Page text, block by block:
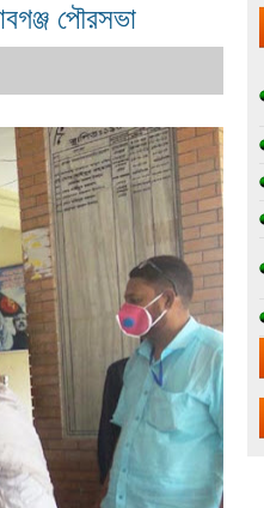
পৌরসভা